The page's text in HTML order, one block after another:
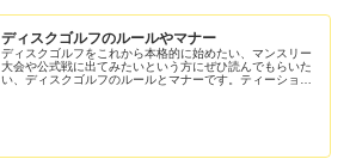
ディスクゴルフのルールやマナー
ディスクゴルフをこれから本格的に始めたい、マンスリー
大会や公式戦に出てみたいという方にぜひ読んでもらいた
い、ディスクゴルフのルールとマナーです。ティーショッ